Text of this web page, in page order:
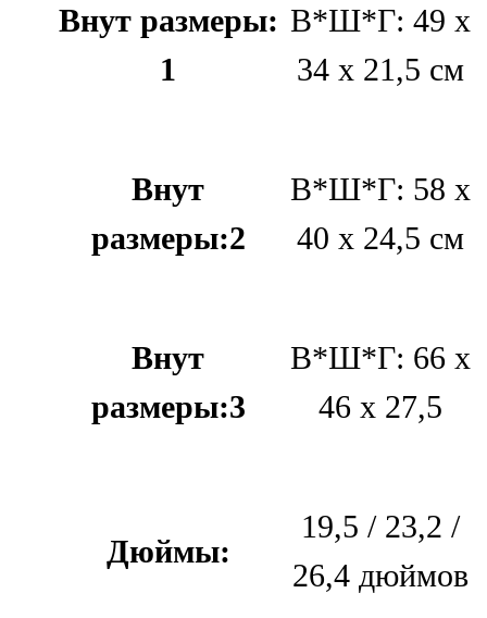
Внут размеры:
1
В*Ш*Г: 49 х
34 х 21,5 см
Внут
размеры:2
В*Ш*Г: 58 х
40 х 24,5 см
Внут
размеры:3
В*Ш*Г: 66 х
46 х 27,5
Дюймы:
19,5 / 23,2 /
26,4 дюймов